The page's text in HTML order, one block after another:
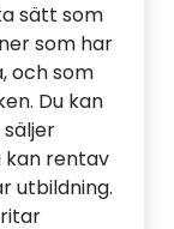
sätt som
som har
och som
Du kan
kan rentav
utbildning.